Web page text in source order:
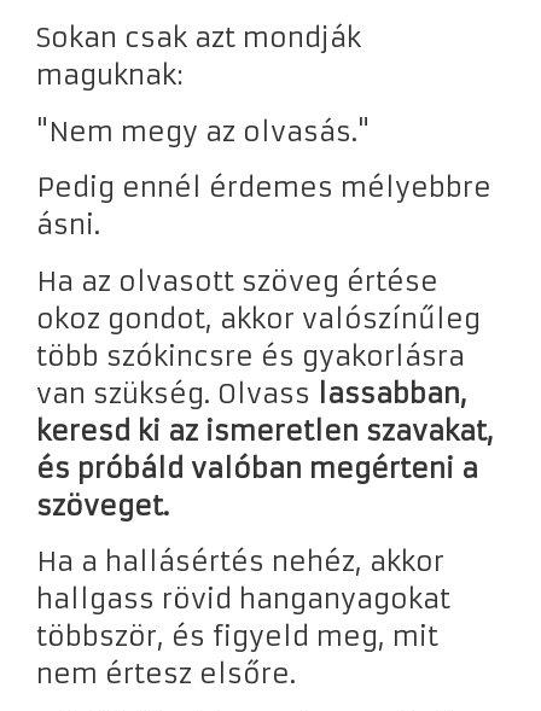
Sokan csak azt mondják
maguknak:
"Nem megy az olvasás."
Pedig ennél érdemes mélyebbre
ásni.
Ha az olvasott szöveg értése
okoz gondot, akkor valószínűleg
több szókincsre és gyakorlásra
van szükség. Olvass
lassabban,
keresd ki az ismeretlen szavakat,
és próbáld valóban megérteni a
szöveget.
Ha a hallásértés nehéz, akkor
hallgass rövid hanganyagokat
többször, és figyeld meg, mit
nem értesz elsőre.